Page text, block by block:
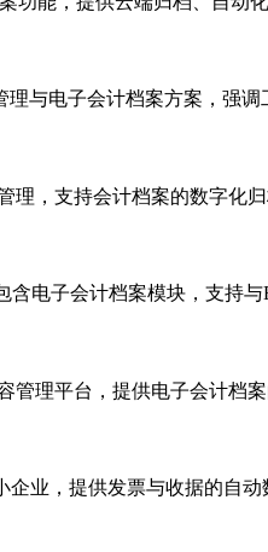
理与电子会计档案方案，强
理，支持会计档案的数字化
含电子会计档案模块，支持
管理平台，提供电子会计档
企业，提供发票与收据的自